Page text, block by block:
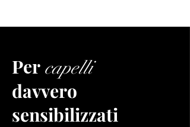
Per capelli
davvero
sensibilizzati